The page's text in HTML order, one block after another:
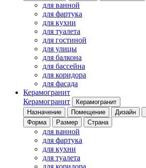
для ванной
для фартука
для кухни
для туалета
для гостиной
для улицы
для балкона
для бассейна
для коридора
для фасада
Керамогранит
Керамогранит
Керамогранит
Назначение
Помещение Дизайн
Форма
Размер Страна
для ванной
для фартука
для кухни
для туалета
для коридора